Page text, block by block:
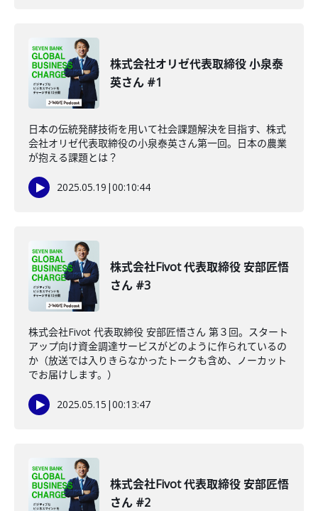
株式会社オリゼ代表取締役 小泉泰
英さん #1
日本の伝統発酵技術を用いて社会課題解決を目指す、株式
会社オリゼ代表取締役の小泉泰英さん第一回。日本の農業
が抱える課題とは？
2025.05.19 |00:10:44
株式会社Fivot 代表取締役 安部匠悟
さん #3
株式会社Fivot 代表取締役 安部匠悟さん 第３回。スタート
アップ向け資金調達サービスがどのように作られているの
か（放送では入りきらなかったトークも含め、ノーカット
でお届けします。）
2025.05.15 |00:13:47
株式会社Fivot 代表取締役 安部匠悟
さん #2